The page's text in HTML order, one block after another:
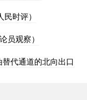
时评）
员观察）
代通道的北向出口